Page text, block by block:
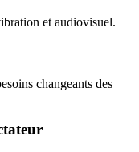
et audiovisuel.
changeants des